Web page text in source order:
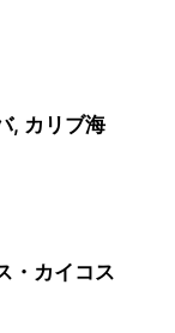
, カリブ海
・カイコス